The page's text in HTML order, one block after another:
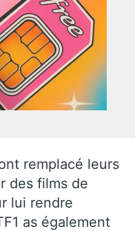
remplacé leurs
des films de
lui rendre
as également